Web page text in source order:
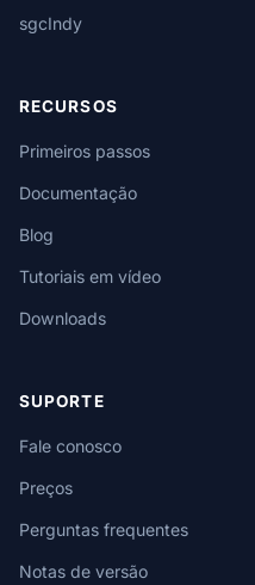
sgcIndy
RECURSOS
Primeiros passos
Documentação
Blog
Tutoriais em vídeo
Downloads
SUPORTE
Fale conosco
Preços
Perguntas frequentes
Notas de versão